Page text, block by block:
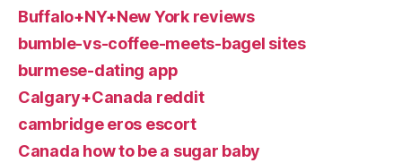
Buffalo+NY+New York reviews
bumble-vs-coffee-meets-bagel sites
burmese-dating app
Calgary+Canada reddit
cambridge eros escort
Canada how to be a sugar baby